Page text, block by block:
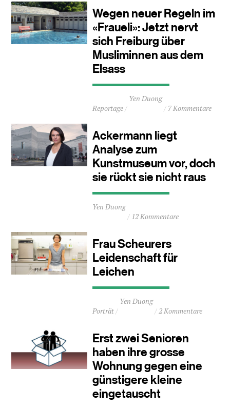
Minuten
Wegen neuer Regeln im
«Fraueli»: Jetzt nervt
sich Freiburg über
Musliminnen aus dem
Elsass
Durchschnittliche
ca.
Minuten
Reportage
Yen Duong
7 Kommentare
Ackermann liegt
Analyse zum
Kunstmuseum vor, doch
sie rückt sie nicht raus
Durchschnittliche
Lesezeit
Minuten
Yen Duong
12 Kommentare
Frau Scheurers
Leidenschaft für
Leichen
Durchschnittliche
Lesezeit
ca.
Minuten
Porträt
Yen Duong
2 Kommentare
Erst zwei Senioren
haben ihre grosse
Wohnung gegen eine
günstigere kleine
eingetauscht